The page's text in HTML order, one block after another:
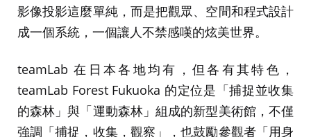
影像投影這麼單純，而是把觀眾、空間和程式設計
成一個系統，一個讓人不禁感嘆的炫美世界。
teamLab 在日本各地均有，但各有其特色，
teamLab Forest Fukuoka 的定位是「捕捉並收集
的森林」與「運動森林」組成的新型美術館，不僅
強調「捕捉，收集，觀察」，也鼓勵參觀者「用身